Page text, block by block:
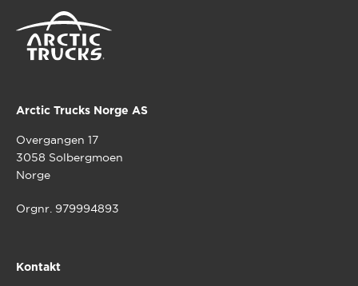
Arctic Trucks Norge AS
Overgangen 17
3058 Solbergmoen
Norge
Orgnr. 979994893
Kontakt